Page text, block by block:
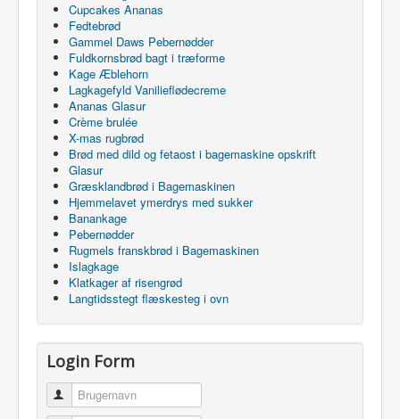
Cupcakes Ananas
Fedtebrød
Gammel Daws Pebernødder
Fuldkornsbrød bagt i træforme
Kage Æblehorn
Lagkagefyld Vanilieflødecreme
Ananas Glasur
Crème brulée
X-mas rugbrød
Brød med dild og fetaost i bagemaskine opskrift
Glasur
Græsklandbrød i Bagemaskinen
Hjemmelavet ymerdrys med sukker
Banankage
Pebernødder
Rugmels franskbrød i Bagemaskinen
Islagkage
Klatkager af risengrød
Langtidsstegt flæskesteg i ovn
Login Form
Brugernavn